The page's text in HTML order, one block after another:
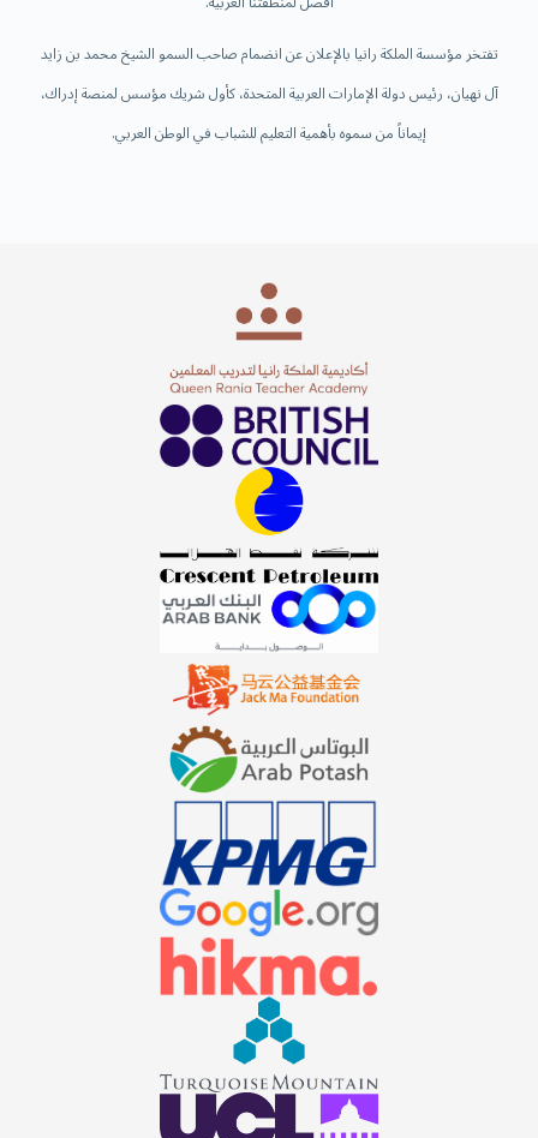
تفتخر مؤسسة الملكة رانيا بالإعلان عن انضمام صاحب السمو الشيخ محمد بن زايد
آل نهيان، رئيس دولة الإمارات العربية المتحدة، كأول شريك مؤسس لمنصة إدراك،
إيماناً من سموه بأهمية التعليم للشباب في الوطن العربي.